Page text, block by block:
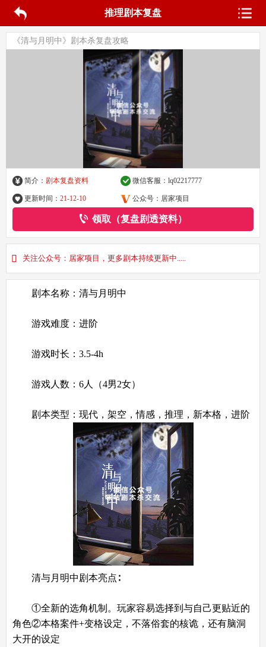
推理剧本复盘
《清与月明中》剧本杀复盘攻略
简介： 剧本复盘资料 微信客服：lq02217777
更新时间： 21-12-10 公众号：居家项目
领取（复盘剧透资料）
关注公众号：居家项目，更多剧本持续更新中.....
剧本名称：清与月明中
游戏难度：进阶
游戏时长：3.5-4h
游戏人数：6人（4男2女）
剧本类型：现代，架空，情感，推理，新本格，进阶
清与月明中剧本亮点∶
①全新的选角机制。玩家容易选择到与自己更贴近的
角色②本格案件+变格设定，不落俗套的核诡，还有脑洞
大开的设定